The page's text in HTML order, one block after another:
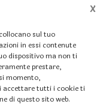
sul tuo
in essi contenute
dispositivo ma non ti
prestare,
momento,
accettare tutti i cookie ti
di questo sito web.
X
- Palline e Decori diversi